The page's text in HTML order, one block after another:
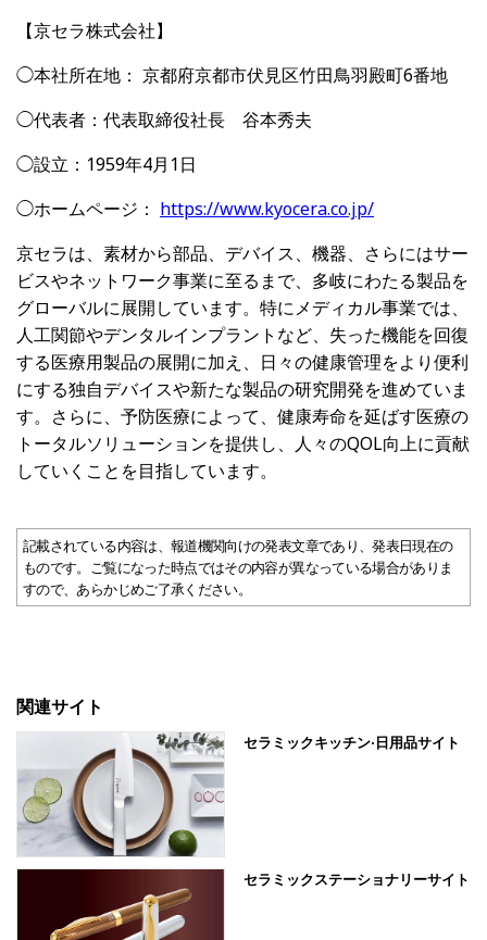
【京セラ株式会社】
◯本社所在地： 京都府京都市伏見区竹田鳥羽殿町6番地
◯代表者：代表取締役社長 谷本秀夫
◯設立：1959年4月1日
◯ホームページ： https://www.kyocera.co.jp/
京セラは、素材から部品、デバイス、機器、さらにはサー
ビスやネットワーク事業に至るまで、多岐にわたる製品を
グローバルに展開しています。特にメディカル事業では、
人工関節やデンタルインプラントなど、失った機能を回復
する医療用製品の展開に加え、日々の健康管理をより便利
にする独自デバイスや新たな製品の研究開発を進めていま
す。さらに、予防医療によって、健康寿命を延ばす医療の
トータルソリューションを提供し、人々のQOL向上に貢献
していくことを目指しています。
記載されている内容は、報道機関向けの発表文章であり、発表日現在の
ものです。ご覧になった時点ではその内容が異なっている場合がありま
すので、あらかじめご了承ください。
関連サイト
セラミックキッチン·日用品サイト
セラミックステーショナリーサイト